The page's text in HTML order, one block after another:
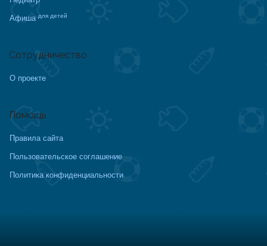
Афиша для детей
Сотрудничество
О проекте
Помощь
Правила сайта
Пользовательское соглашение
Политика конфиденциальности